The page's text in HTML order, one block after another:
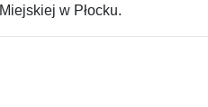
w Płocku.